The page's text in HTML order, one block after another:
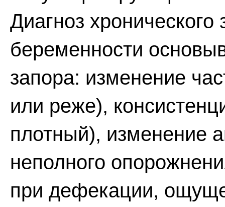
Диагноз
беременности
запора: изменение
или реже),
плотный), изменение
неполного
при дефекации,